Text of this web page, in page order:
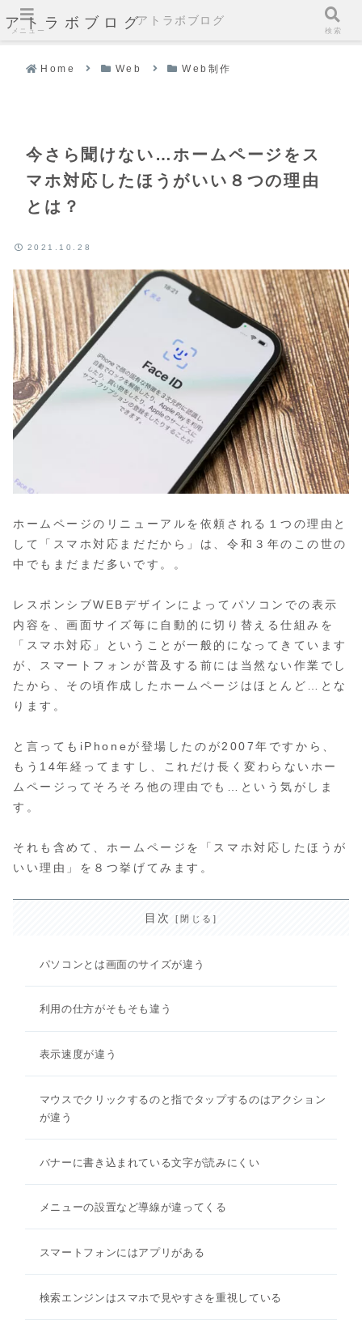
アトラボブログ
Home Web Web制作
今さら聞けない…ホームページをス
マホ対応したほうがいい８つの理由
とは？
2021.10.28
ホームページのリニューアルを依頼される１つの理由と
して「スマホ対応まだだから」は、令和３年のこの世の
中でもまだまだ多いです。。
レスポンシブWEBデザインによってパソコンでの表示
内容を、画面サイズ毎に自動的に切り替える仕組みを
「スマホ対応」ということが一般的になってきています
が、スマートフォンが普及する前には当然ない作業でし
たから、その頃作成したホームページはほとんど…とな
ります。
と言ってもiPhoneが登場したのが2007年ですから、
もう14年経ってますし、これだけ長く変わらないホー
ムページってそろそろ他の理由でも…という気がしま
す。
それも含めて、ホームページを「スマホ対応したほうが
いい理由」を８つ挙げてみます。
目次
パソコンとは画面のサイズが違う
利用の仕方がそもそも違う
表示速度が違う
マウスでクリックするのと指でタップするのはアクション
が違う
バナーに書き込まれている文字が読みにくい
メニューの設置など導線が違ってくる
スマートフォンにはアプリがある
検索エンジンはスマホで見やすさを重視している
メニュー
アトラボブログ
検索